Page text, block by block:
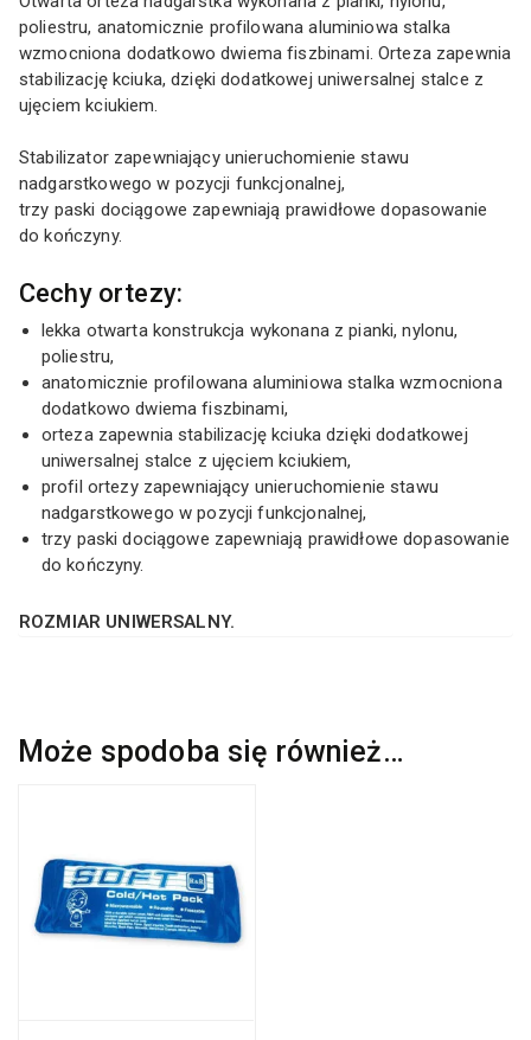
poliestru, anatomicznie profilowana aluminiowa stalka
wzmocniona dodatkowo dwiema fiszbinami. Orteza zapewnia
stabilizację kciuka, dzięki dodatkowej uniwersalnej stalce z
ujęciem kciukiem.
Stabilizator zapewniający unieruchomienie stawu
nadgarstkowego w pozycji funkcjonalnej,
trzy paski dociągowe zapewniają prawidłowe dopasowanie
do kończyny.
Cechy ortezy:
lekka otwarta konstrukcja wykonana z pianki, nylonu,
poliestru,
anatomicznie profilowana aluminiowa stalka wzmocniona
dodatkowo dwiema fiszbinami,
orteza zapewnia stabilizację kciuka dzięki dodatkowej
uniwersalnej stalce z ujęciem kciukiem,
profil ortezy zapewniający unieruchomienie stawu
nadgarstkowego w pozycji funkcjonalnej,
trzy paski dociągowe zapewniają prawidłowe dopasowanie
do kończyny.
ROZMIAR UNIWERSALNY.
Może spodoba się również…